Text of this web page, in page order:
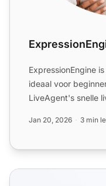
ExpressionEngine
ideaal voor
LiveAgent's snelle
Jan 20, 2026 3 min
CMS-integratie voor